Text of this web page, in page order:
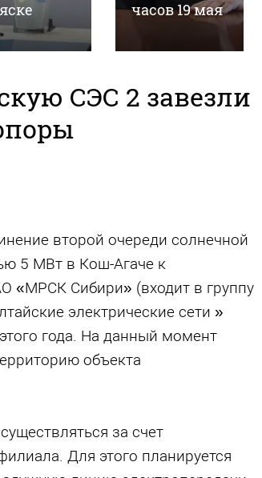
часов 19 мая
СЭС 2 завезли
второй очереди солнечной
5 МВт в Кош-Агаче к
«МРСК Сибири» (входит в группу
электрические сети »
года. На данный момент
объекта
за счет
Для этого планируется